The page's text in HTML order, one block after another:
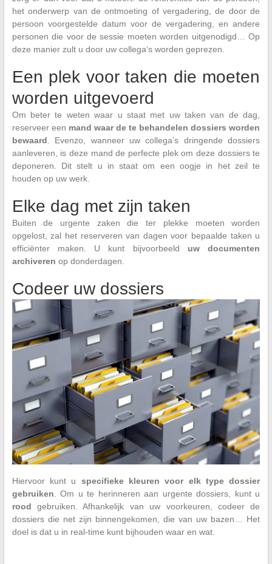
het onderwerp van de ontmoeting of vergadering, de door de
persoon voorgestelde datum voor de vergadering, en andere
personen die voor de sessie moeten worden uitgenodigd… Op
deze manier zult u door uw collega’s worden geprezen.
Een plek voor taken die moeten
worden uitgevoerd
Om beter te weten waar u staat met uw taken van de dag,
reserveer een mand waar de te behandelen dossiers worden
bewaard . Evenzo, wanneer uw collega’s dringende dossiers
aanleveren, is deze mand de perfecte plek om deze dossiers te
deponeren. Dit stelt u in staat om een oogje in het zeil te
houden op uw werk.
Elke dag met zijn taken
Buiten de urgente zaken die ter plekke moeten worden
opgelost, zal het reserveren van dagen voor bepaalde taken u
efficiënter maken. U kunt bijvoorbeeld uw documenten
archiveren op donderdagen.
Codeer uw dossiers
Hiervoor kunt u specifieke kleuren voor elk type dossier
gebruiken. Om u te herinneren aan urgente dossiers, kunt u
rood gebruiken. Afhankelijk van uw voorkeuren, codeer de
dossiers die net zijn binnengekomen, die van uw bazen… Het
doel is dat u in real-time kunt bijhouden waar en wat.